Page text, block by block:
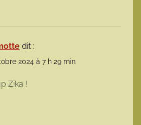
dit :
2024 à 7 h 29 min
Zika !